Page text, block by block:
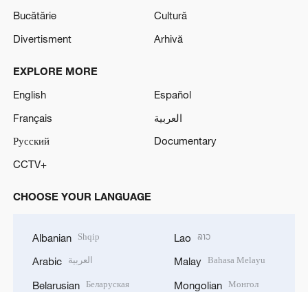
Bucătărie
Cultură
Divertisment
Arhivă
EXPLORE MORE
English
Español
Français
العربية
Русский
Documentary
CCTV+
CHOOSE YOUR LANGUAGE
Albanian Shqip
Arabic العربية
Belarusian Беларуская
Lao ລາວ
Malay Bahasa Melayu
Mongolian Монгол